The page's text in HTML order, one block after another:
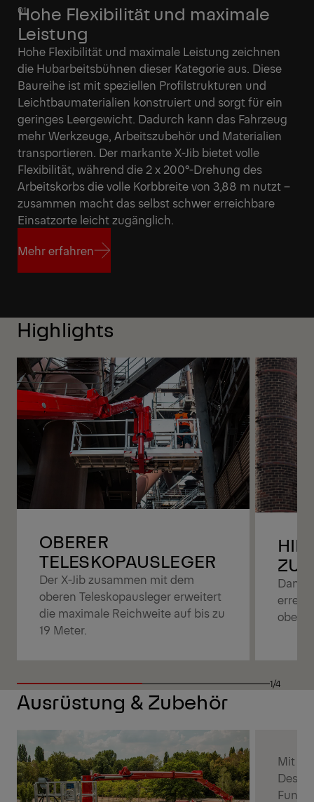
Hohe Flexibilität und maximale
Leistung
Hohe Flexibilität und maximale Leistung zeichnen
die Hubarbeitsbühnen dieser Kategorie aus. Diese
Baureihe ist mit speziellen Profilstrukturen und
Leichtbaumaterialien konstruiert und sorgt für ein
geringes Leergewicht. Dadurch kann das Fahrzeug
mehr Werkzeuge, Arbeitszubehör und Materialien
transportieren. Der markante X-Jib bietet volle
Flexibilität, während die 2 x 200°-Drehung des
Arbeitskorbs die volle Korbbreite von 3,88 m nutzt –
zusammen macht das selbst schwer erreichbare
Einsatzorte leicht zugänglich.
Mehr erfahren
Highlights
OBERER
TELESKOPAUSLEGER
Der X-Jib zusammen mit dem
oberen Teleskopausleger erweitert
die maximale Reichweite auf bis zu
19 Meter.
Dank
1/4
Ausrüstung & Zubehör
Mit